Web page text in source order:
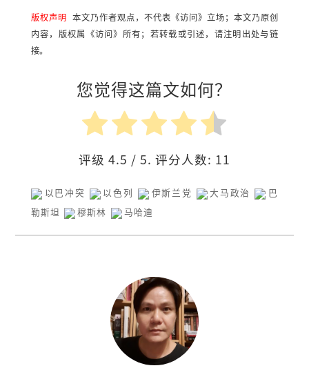
版权声明 本文乃作者观点，不代表《访问》立场；本文乃原创
内容，版权属《访问》所有；若转载或引述，请注明出处与链
接。
您觉得这篇文如何？
评级 4.5 / 5. 评分人数: 11
以巴冲突 以色列 伊斯兰党 大马政治
巴
勒斯坦
穆斯林 马哈迪